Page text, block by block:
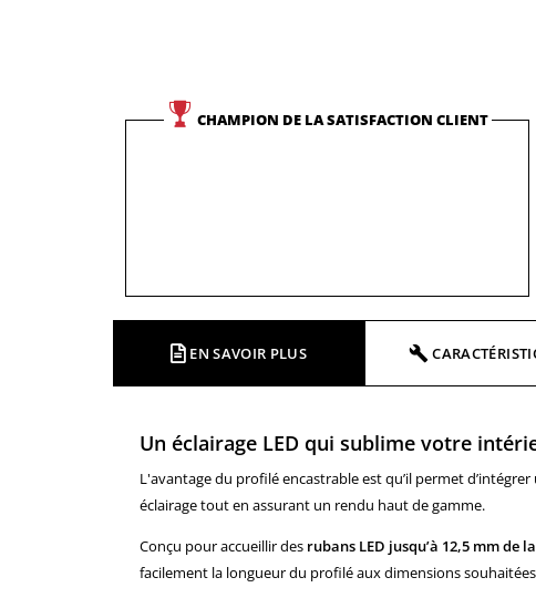
CHAMPION DE LA SATISFACTION CLIENT
EN SAVOIR PLUS
Un éclairage LED qui sublime votre
L'avantage du profilé encastrable est qu’il permet
éclairage tout en assurant un rendu haut de gamme.
Conçu pour accueillir des rubans LED jusqu’à 12,5 mm de
facilement la longueur du profilé aux dimensions